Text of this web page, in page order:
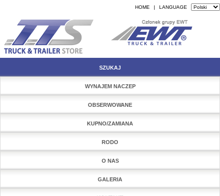
HOME | LANGUAGE
SZUKAJ
WYNAJEM NACZEP
OBSERWOWANE
KUPNO/ZAMIANA
RODO
O NAS
GALERIA